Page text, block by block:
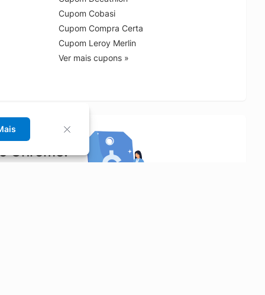
Cupom Cobasi
Cupom Compra Certa
Cupom Leroy Merlin
Ver mais cupons »
Chrome!